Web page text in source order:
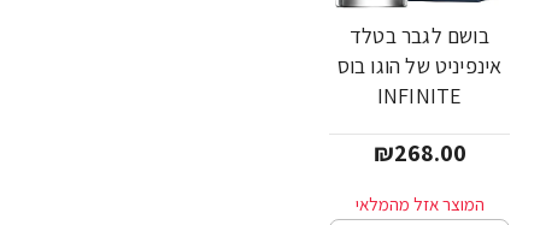
בושם לגבר בטלד
אינפיניט של הוגו בוס
INFINITE
100 מ"ל - מבית
₪268.00